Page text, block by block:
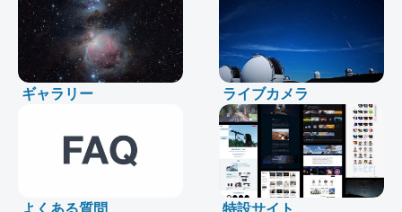
ギャラリー ライブカメラ